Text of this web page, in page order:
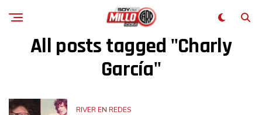
All posts tagged "Charly
García"
RIVER EN REDES